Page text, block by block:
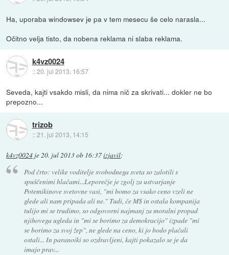
Ha, uporaba windowsev je pa v tem mesecu še celo narasla...
Očitno velja tisto, da nobena reklama ni slaba reklama.
k4vz0024
::20. jul 2013, 16:57
Seveda, kajti vsakdo misli, da nima nič za skrivati... dokler ne bo
prepozno...
trizob
::21. jul 2013, 14:15
k4vz0024 je20. jul 2013 ob 16:37izjavil:
Pod črto: velike voditelje svobodnega sveta so zalotili s
spuščenimi hlačami...Leporečje je zgolj za ustvarjanje
Potemikinove svetovne vasi, "mi bomo za vsako ceno vzeli ne
glede ali nam pripada ali ne." Tudi, če M$ in ostala kompanija
tulijo mi se trudimo, so odgovorni najmanj za moralni propad
njihovega ugleda in "mi se borimo za demokracijo" izpade "mi
se borimo za svoj žep", ne glede na ceno, ki jo bodo plačali
ostali... In paranoiki so ozdravljeni, kajti pokazalo se je da
imajo prav...